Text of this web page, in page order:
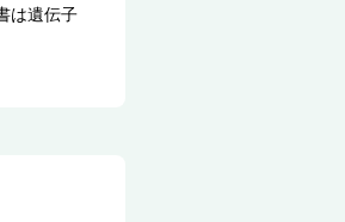
は遺伝子